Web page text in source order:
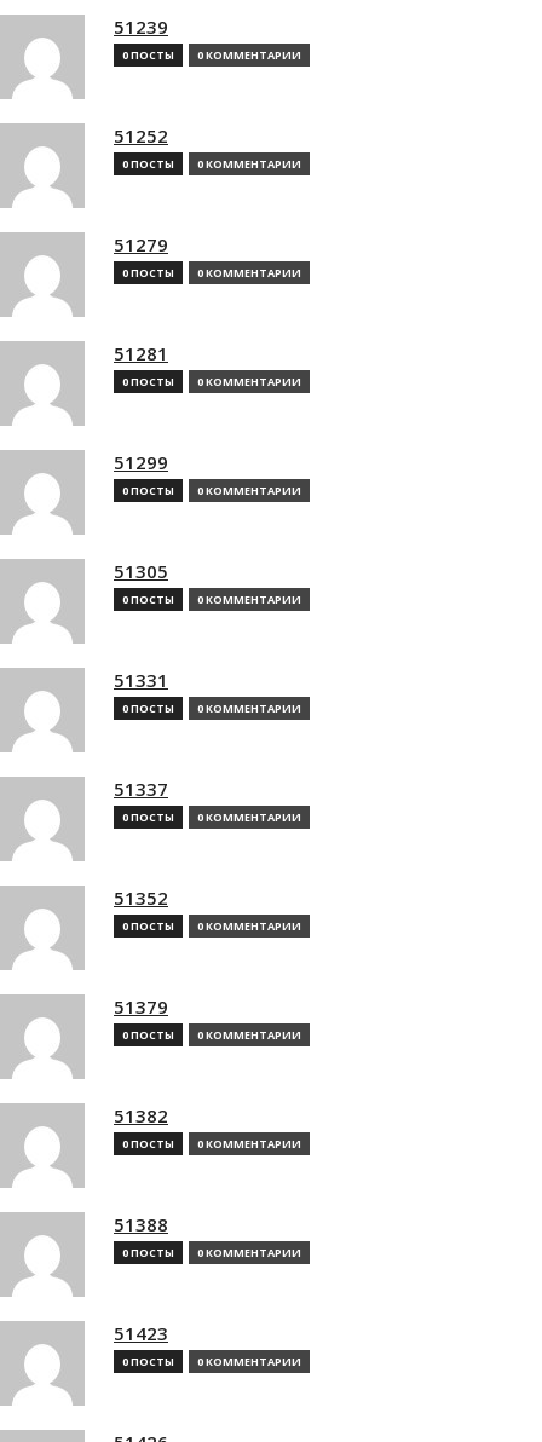
51239
0 ПОСТЫ 0 КОММЕНТАРИИ
51252
0 ПОСТЫ 0 КОММЕНТАРИИ
51279
0 ПОСТЫ 0 КОММЕНТАРИИ
51281
0 ПОСТЫ 0 КОММЕНТАРИИ
51299
0 ПОСТЫ 0 КОММЕНТАРИИ
51305
0 ПОСТЫ 0 КОММЕНТАРИИ
51331
0 ПОСТЫ 0 КОММЕНТАРИИ
51337
0 ПОСТЫ 0 КОММЕНТАРИИ
51352
0 ПОСТЫ 0 КОММЕНТАРИИ
51379
0 ПОСТЫ 0 КОММЕНТАРИИ
51382
0 ПОСТЫ 0 КОММЕНТАРИИ
51388
0 ПОСТЫ 0 КОММЕНТАРИИ
51423
0 ПОСТЫ 0 КОММЕНТАРИИ